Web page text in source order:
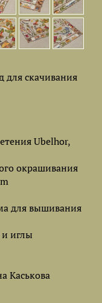
для скачивания
Ubelhor,
окрашивания
для вышивания
иглы
Каськова